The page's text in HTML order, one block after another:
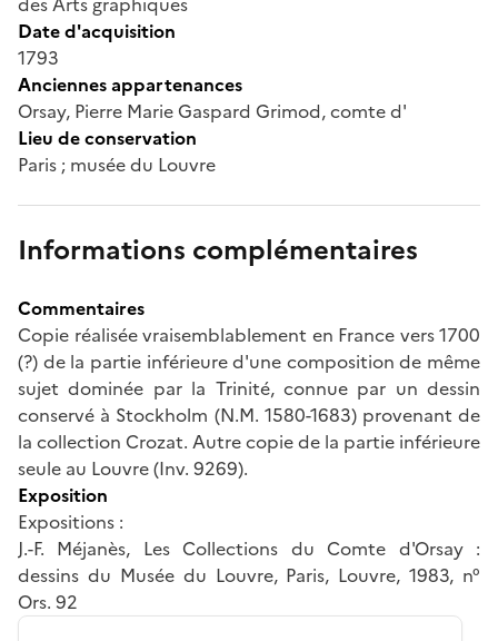
Date d'acquisition
1793
Anciennes appartenances
Orsay, Pierre Marie Gaspard Grimod, comte d'
Lieu de conservation
Paris ; musée du Louvre
Informations complémentaires
Commentaires
Copie réalisée vraisemblablement en France vers 1700
(?) de la partie inférieure d'une composition de même
sujet dominée par la Trinité, connue par un dessin
conservé à Stockholm (N.M. 1580-1683) provenant de
la collection Crozat. Autre copie de la partie inférieure
seule au Louvre (Inv. 9269).
Exposition
Expositions :
J.-F. Méjanès, Les Collections du Comte d'Orsay :
dessins du Musée du Louvre, Paris, Louvre, 1983, n°
Ors. 92